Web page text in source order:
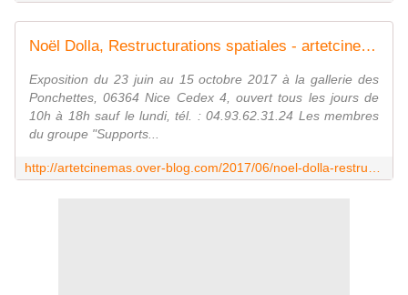
Noël Dolla, Restructurations spatiales - artetcinemas.over-blog.com
Exposition du 23 juin au 15 octobre 2017 à la gallerie des
Ponchettes, 06364 Nice Cedex 4, ouvert tous les jours de
10h à 18h sauf le lundi, tél. : 04.93.62.31.24 Les membres
du groupe "Supports...